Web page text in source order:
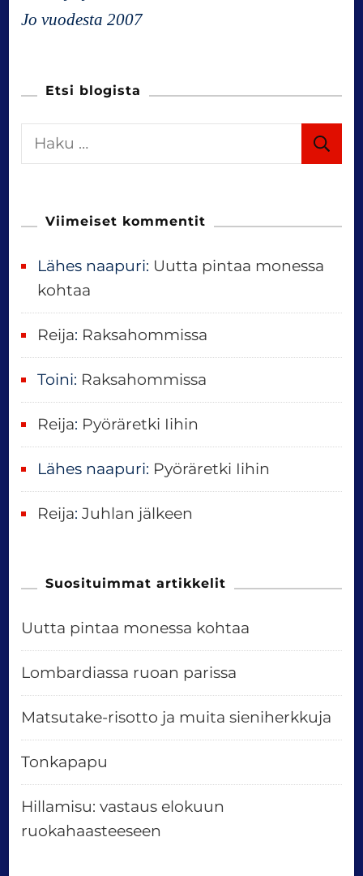
Jo vuodesta 2007
Etsi blogista
a
Viimeiset kommentit
Lähes naapuri: Uutta pintaa monessa
kohtaa
Reija: Raksahommissa
Toini: Raksahommissa
Reija: Pyöräretki Iihin
Lähes naapuri: Pyöräretki Iihin
Reija:Juhlan jälkeen
Suosituimmat artikkelit
Uutta pintaa monessa kohtaa
Lombardiassa ruoan parissa
Matsutake-risotto ja muita sieniherkkuja
Tonkapapu
Hillamisu: vastaus elokuun
ruokahaasteeseen